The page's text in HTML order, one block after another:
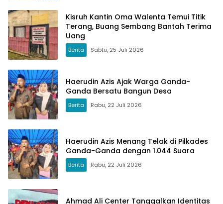
Kisruh Kantin Oma Walenta Temui Titik
Terang, Buang Sembang Bantah Terima
Uang
Berita Sabtu, 25 Juli 2026
Haerudin Azis Ajak Warga Ganda-
Ganda Bersatu Bangun Desa
Berita Rabu, 22 Juli 2026
Haerudin Azis Menang Telak di Pilkades
Ganda-Ganda dengan 1.044 Suara
Berita Rabu, 22 Juli 2026
Ahmad Ali Center Tanggalkan Identitas